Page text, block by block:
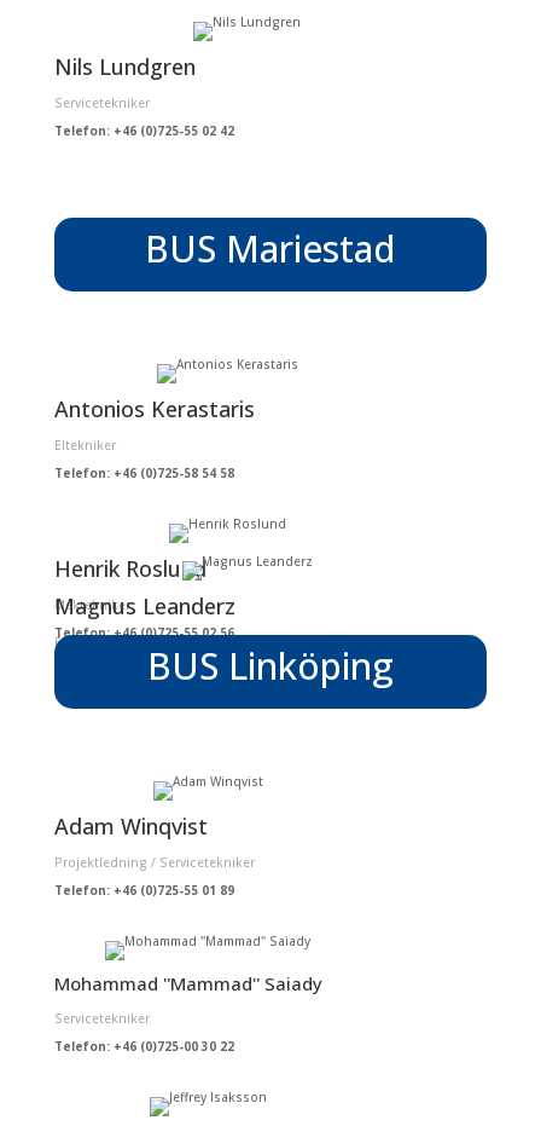
Nils Lundgren
Servicetekniker
Telefon: +46 (0)725-55 02 42
BUS Mariestad
Antonios Kerastaris
Eltekniker
Telefon: +46 (0)725-58 54 58
Henrik Roslund
Mektekniker
Telefon: +46 (0)725-55 02 56
Magnus Leanderz
Eltekniker
Telefon: +46 (0)725-55 03 56BUS Linköping
Adam Winqvist
Projektledning / Servicetekniker
Telefon: +46 (0)725-55 01 89
Mohammad ''Mammad'' Saiady
Servicetekniker
Telefon: +46 (0)725-00 30 22